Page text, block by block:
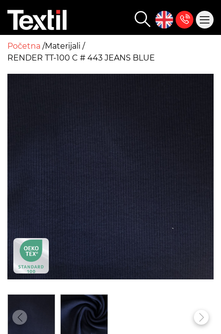
Početna Materijali
RENDER TT-100 C # 443 JEANS BLUE